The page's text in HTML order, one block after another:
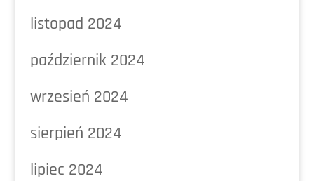
listopad 2024
październik 2024
wrzesień 2024
sierpień 2024
lipiec 2024